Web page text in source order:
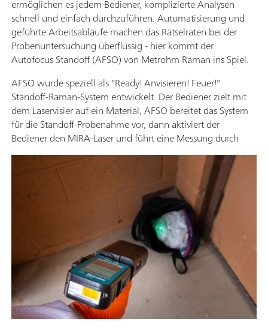
ermöglichen es jedem Bediener, komplizierte Analysen
schnell und einfach durchzuführen. Automatisierung und
geführte Arbeitsabläufe machen das Rätselraten bei der
Probenuntersuchung überflüssig - hier kommt der
Autofocus Standoff (AFSO) von Metrohm Raman ins Spiel.
AFSO wurde speziell als "Ready! Anvisieren! Feuer!"
Standoff-Raman-System entwickelt. Der Bediener zielt mit
dem Laservisier auf ein Material, AFSO bereitet das System
für die Standoff-Probenahme vor, dann aktiviert der
Bediener den MIRA-Laser und führt eine Messung durch